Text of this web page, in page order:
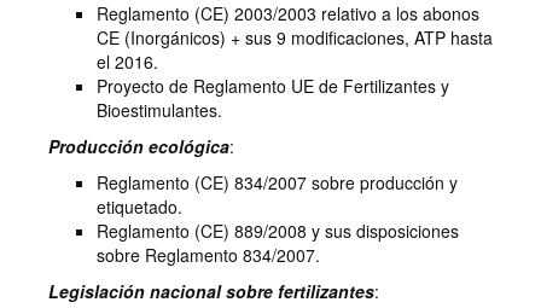
Reglamento (CE) 2003/2003 relativo a los abonos
CE (Inorgánicos) + sus 9 modificaciones, ATP hasta
el 2016.
Proyecto de Reglamento UE de Fertilizantes y
Bioestimulantes.
Producción ecológica:
Reglamento (CE) 834/2007 sobre producción y
etiquetado.
Reglamento (CE) 889/2008 y sus disposiciones
sobre Reglamento 834/2007.
Legislación nacional sobre fertilizantes: